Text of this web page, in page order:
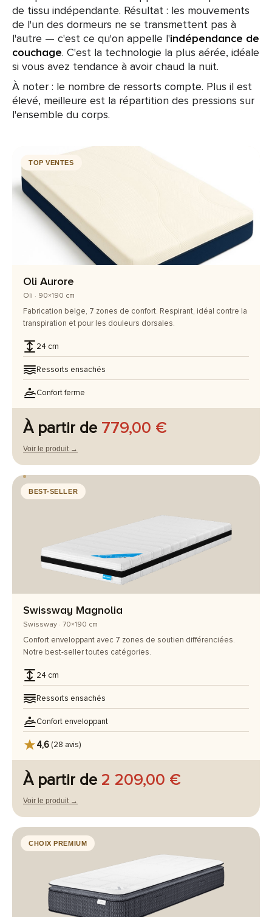
de tissu indépendante. Résultat : les mouvements
de l'un des dormeurs ne se transmettent pas à
l'autre — c'est ce qu'on appelle l'indépendance de
couchage. C'est la technologie la plus aérée, idéale
si vous avez tendance à avoir chaud la nuit.
À noter : le nombre de ressorts compte. Plus il est
élevé, meilleure est la répartition des pressions sur
l'ensemble du corps.
TOP VENTES
Oli Aurore
Oli · 90×190 cm
Fabrication belge, 7 zones de confort. Respirant, idéal contre la
transpiration et pour les douleurs dorsales.
24 cm
Ressorts ensachés
Confort ferme
À partir de 779,00 €
Voir le produit →
BEST-SELLER
Swissway Magnolia
Swissway · 70×190 cm
Confort enveloppant avec 7 zones de soutien différenciées.
Notre best-seller toutes catégories.
24 cm
Ressorts ensachés
Confort enveloppant
4,6 (28 avis)
À partir de 2 209,00 €
Voir le produit →
CHOIX PREMIUM